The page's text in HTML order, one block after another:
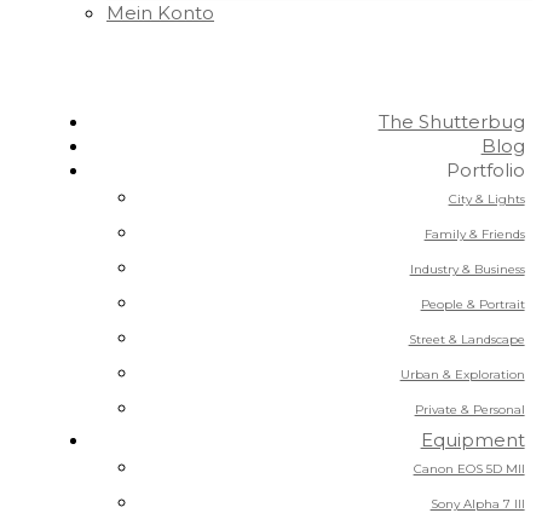
Mein Konto
The Shutterbug
Blog
Portfolio
City & Lights
Family & Friends
Industry & Business
People & Portrait
Street & Landscape
Urban & Exploration
Private & Personal
Equipment
Canon EOS 5D MII
Sony Alpha 7 III